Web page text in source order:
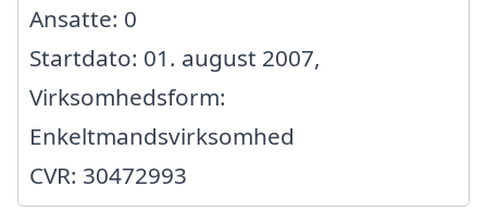
Ansatte: 0
Startdato: 01. august 2007,
Virksomhedsform:
Enkeltmandsvirksomhed
CVR: 30472993